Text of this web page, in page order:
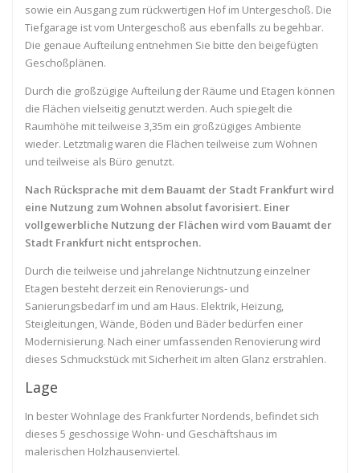
sowie ein Ausgang zum rückwertigen Hof im Untergeschoß. Die
Tiefgarage ist vom Untergeschoß aus ebenfalls zu begehbar.
Die genaue Aufteilung entnehmen Sie bitte den beigefügten
Geschoßplänen.
Durch die großzügige Aufteilung der Räume und Etagen können
die Flächen vielseitig genutzt werden. Auch spiegelt die
Raumhöhe mit teilweise 3,35m ein großzügiges Ambiente
wieder. Letztmalig waren die Flächen teilweise zum Wohnen
und teilweise als Büro genutzt.
Nach Rücksprache mit dem Bauamt der Stadt Frankfurt wird
eine Nutzung zum Wohnen absolut favorisiert. Einer
vollgewerbliche Nutzung der Flächen wird vom Bauamt der
Stadt Frankfurt nicht entsprochen.
Durch die teilweise und jahrelange Nichtnutzung einzelner
Etagen besteht derzeit ein Renovierungs- und
Sanierungsbedarf im und am Haus. Elektrik, Heizung,
Steigleitungen, Wände, Böden und Bäder bedürfen einer
Modernisierung. Nach einer umfassenden Renovierung wird
dieses Schmuckstück mit Sicherheit im alten Glanz erstrahlen.
Lage
In bester Wohnlage des Frankfurter Nordends, befindet sich
dieses 5 geschossige Wohn- und Geschäftshaus im
malerischen Holzhausenviertel.